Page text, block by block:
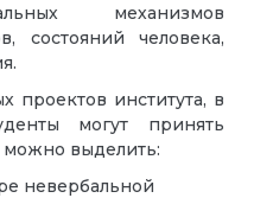
механизмов
состояний человека,
проектов института, в
могут принять
можно выделить:
невербальной